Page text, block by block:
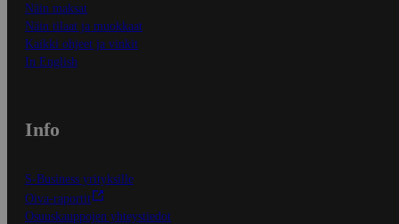
Näin maksat
Näin tilaat ja muokkaat
Kaikki ohjeet ja vinkit
In English
Info
S-Business yrityksille
Oiva-raportit
Osuuskauppojen yhteystiedot